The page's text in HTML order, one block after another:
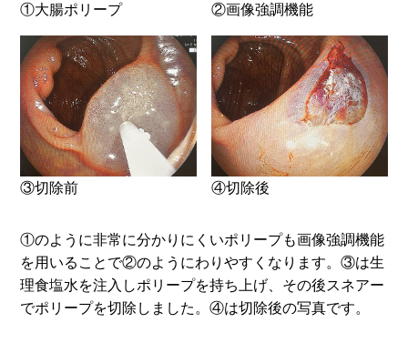
①大腸ポリープ ②画像強調機能
③切除前 ④切除後
①のように非常に分かりにくいポリープも画像強調機能
を用いることで②のようにわりやすくなります。③は生
理食塩水を注入しポリープを持ち上げ、その後スネアー
でポリープを切除しました。④は切除後の写真です。